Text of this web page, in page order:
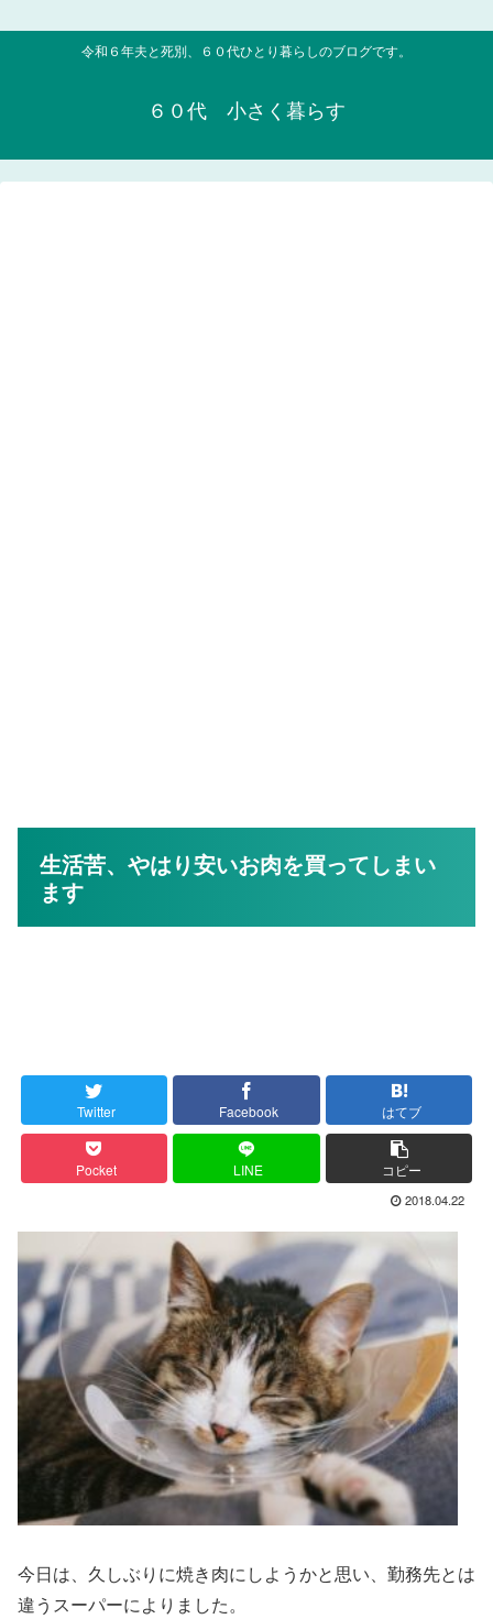
令和６年夫と死別、６０代ひとり暮らしのブログです。
６０代 小さく暮らす
生活苦、やはり安いお肉を買ってしまい
ます
Twitter Facebook はてブ
Pocket LINE コピー
2018.04.22
今日は、久しぶりに焼き肉にしようかと思い、勤務先とは
違うスーパーによりました。